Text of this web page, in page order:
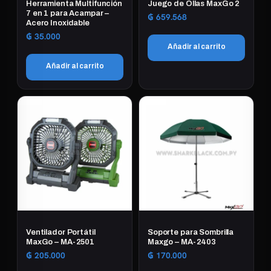
Herramienta Multifunción
7 en 1 para Acampar –
Acero Inoxidable
₲ 35.000
Añadir al carrito
Juego de Ollas MaxGo 2
₲ 659.568
Añadir al carrito
Ventilador Portátil
MaxGo – MA-2501
₲ 205.000
Soporte para Sombrilla
Maxgo – MA-2403
₲ 170.000